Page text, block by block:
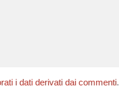
i dati derivati dai commenti.